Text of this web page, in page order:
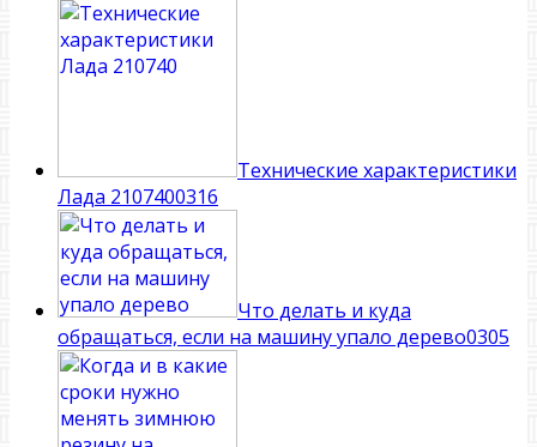
Технические характеристики
Лада 2107400316
Что делать и куда
обращаться, если на машину упало дерево0305